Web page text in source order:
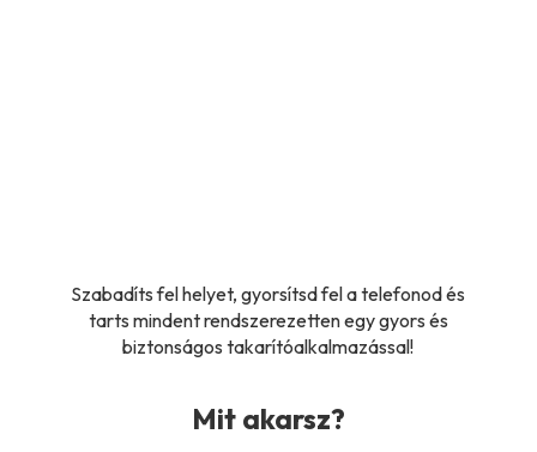
Szabadíts fel helyet, gyorsítsd fel a telefonod és
tarts mindent rendszerezetten egy gyors és
biztonságos takarítóalkalmazással!
Mit akarsz?